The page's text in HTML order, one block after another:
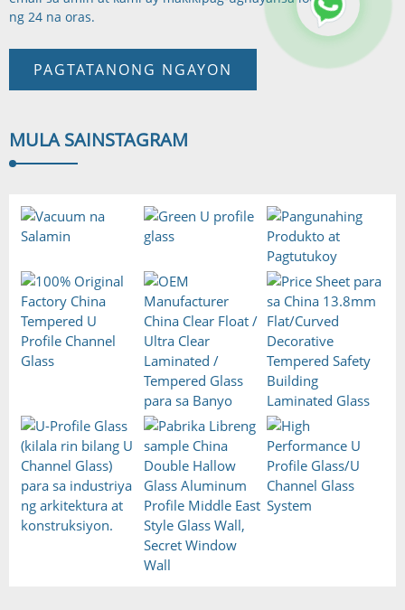
ng 24 na oras.
PAGTATANONG NGAYON
MULA SAINSTAGRAM